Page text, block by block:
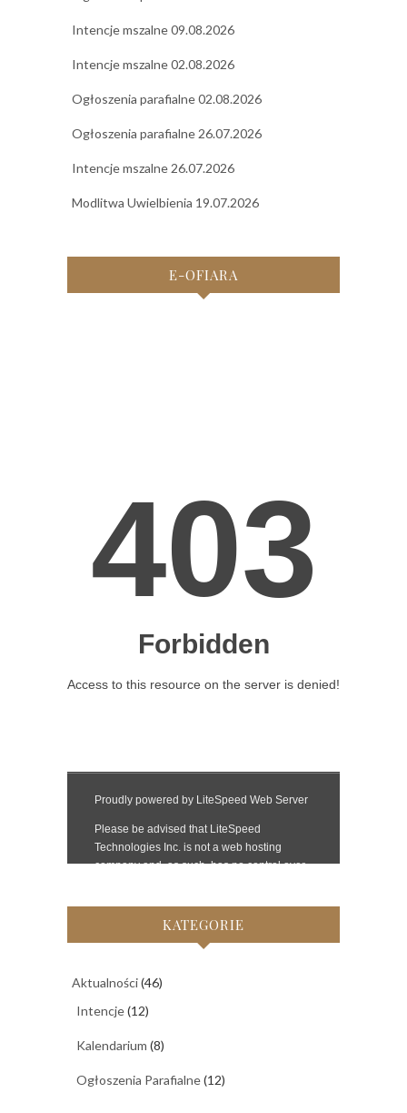
Intencje mszalne 09.08.2026
Intencje mszalne 02.08.2026
Ogłoszenia parafialne 02.08.2026
Ogłoszenia parafialne 26.07.2026
Intencje mszalne 26.07.2026
Modlitwa Uwielbienia 19.07.2026
E-OFIARA
KATEGORIE
Aktualności(46)
Intencje(12)
Kalendarium (8)
Ogłoszenia Parafialne(12)